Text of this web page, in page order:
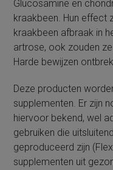
Glucosamine en
kraakbeen. Hun effect
kraakbeen afbraak in
artrose, ook zouden
Harde bewijzen
Deze producten
supplementen. Er zijn
hiervoor bekend, wel
gebruiken die
geproduceerd zijn
supplementen uit